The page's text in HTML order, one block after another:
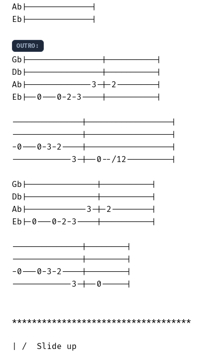
Ab|-------------|
Eb|-------------|
OUTRO:
Gb|---------------|----------|
Db|---------------|----------|
Ab|-------------3-|-2--------|
Eb|--0---0-2-3----|----------|
--------------|-----------------|
--------------|-----------------|
-0---0-3-2----|-----------------|
------------3-|--0--/12---------|
Gb|--------------|----------|
Db|--------------|----------|
Ab|------------3-|-2--------|
Eb|-0---0-2-3----|----------|
--------------|--------|
--------------|--------|
-0---0-3-2----|--------|
------------3-|--0-----|
************************************
| /  Slide up